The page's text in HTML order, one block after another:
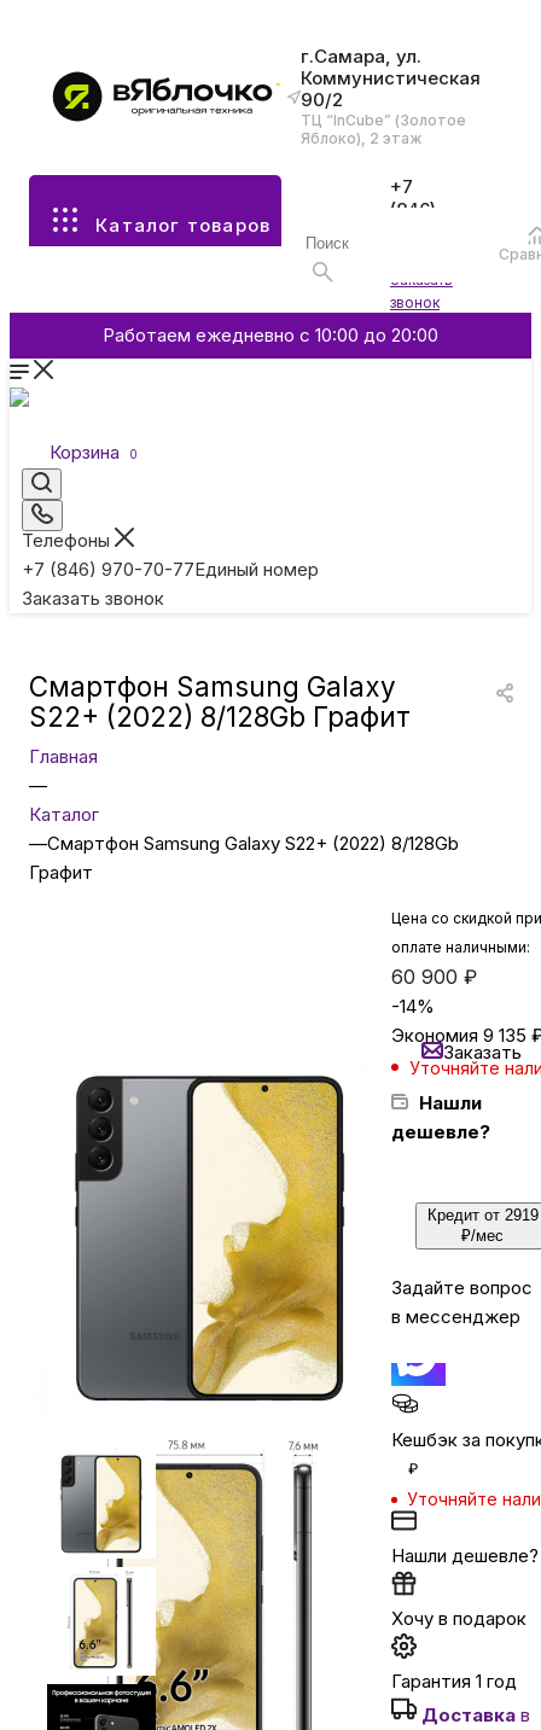
г.Самара, ул.
Коммунистическая
90/2
ТЦ “InCube” (Золотое
Яблоко), 2 этаж
Каталог товаров
+7
(846)
Заказать
звонок
Работаем ежедневно с 10:00 до 20:00
Корзина 0
Телефоны
+7 (846) 970-70-77Единый номер
Заказать звонок
Все разделы каталога
Аксессуары
Смартфоны и гаджеты
Умные кольца
Туризм и отдых
Товары для детей
ТВ и проекторы
Бытовая техника
Красота и здоровье
Сумки и чемоданы
Для дома и дачи
Для домашних питомцев
Умный дом и безопасность
Автомобильные аксессуары
Смартфон Samsung Galaxy
S22+ (2022) 8/128Gb Графит
Главная
—
Каталог
—Смартфон Samsung Galaxy S22+ (2022) 8/128Gb
Графит
Цена со скидкой при
оплате наличными:
60 900 ₽
-14%
Экономия 9 135
Уточняйте
Нашли
дешевле?
Заказать
Кредит от 2919
₽/мес
Задайте вопрос
в мессенджер
Кешбэк за
₽
Уточняйте
Нашли дешевле?
Хочу в подарок
Гарантия 1 год
Доставка в